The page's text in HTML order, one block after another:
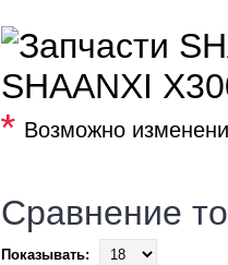
SHAANXI
* Возможно
Сравнение
Показывать: